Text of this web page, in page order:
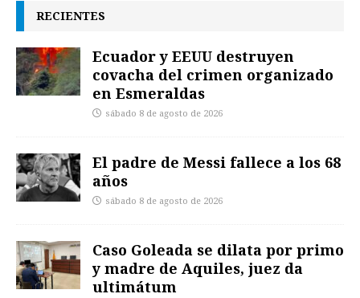
RECIENTES
Ecuador y EEUU destruyen
covacha del crimen organizado
en Esmeraldas
sábado 8 de agosto de 2026
El padre de Messi fallece a los 68
años
sábado 8 de agosto de 2026
Caso Goleada se dilata por primo
y madre de Aquiles, juez da
ultimátum